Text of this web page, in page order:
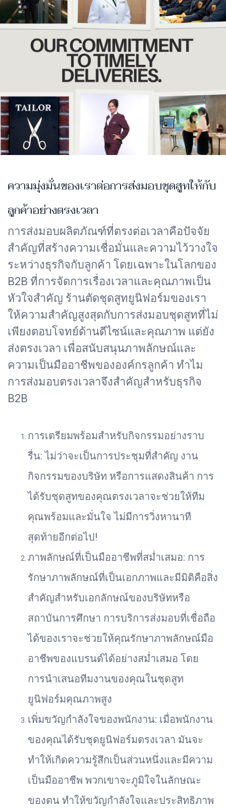
ความมุ่งมั่นของเราต่อการส่งมอบชุดสูทให้กับ
ลูกค้าอย่างตรงเวลา
การส่งมอบผลิตภัณฑ์ที่ตรงต่อเวลาคือปัจจัย
สำคัญที่สร้างความเชื่อมั่นและความไว้วางใจ
ระหว่างธุรกิจกับลูกค้า โดยเฉพาะในโลกของ
B2B ที่การจัดการเรื่องเวลาและคุณภาพเป็น
หัวใจสำคัญ ร้านตัดชุดสูทยูนิฟอร์มของเรา
ให้ความสำคัญสูงสุดกับการส่งมอบชุดสูทที่ไม่
เพียงตอบโจทย์ด้านดีไซน์และคุณภาพ แต่ยัง
ส่งตรงเวลา เพื่อสนับสนุนภาพลักษณ์และ
ความเป็นมืออาชีพขององค์กรลูกค้า ทำไม
การส่งมอบตรงเวลาจึงสำคัญสำหรับธุรกิจ
B2B
การเตรียมพร้อมสำหรับกิจกรรมอย่างราบ
รื่น: ไม่ว่าจะเป็นการประชุมที่สำคัญ งาน
กิจกรรมของบริษัท หรือการแสดงสินค้า การ
ได้รับชุดสูทของคุณตรงเวลาจะช่วยให้ทีม
คุณพร้อมและมั่นใจ ไม่มีการวิ่งหานาที
สุดท้ายอีกต่อไป!
ภาพลักษณ์ที่เป็นมืออาชีพที่สม่ำเสมอ: การ
รักษาภาพลักษณ์ที่เป็นเอกภาพและมีมิติคือสิ่ง
สำคัญสำหรับเอกลักษณ์ของบริษัทหรือ
สถาบันการศึกษา การบริการส่งมอบที่เชื่อถือ
ได้ของเราจะช่วยให้คุณรักษาภาพลักษณ์มือ
อาชีพของแบรนด์ได้อย่างสม่ำเสมอ โดย
การนำเสนอทีมงานของคุณในชุดสูท
ยูนิฟอร์มคุณภาพสูง
เพิ่มขวัญกำลังใจของพนักงาน: เมื่อพนักงาน
ของคุณได้รับชุดยูนิฟอร์มตรงเวลา มันจะ
ทำให้เกิดความรู้สึกเป็นส่วนหนึ่งและมีความ
เป็นมืออาชีพ พวกเขาจะภูมิใจในลักษณะ
ของตน ทำให้ขวัญกำลังใจและประสิทธิภาพ